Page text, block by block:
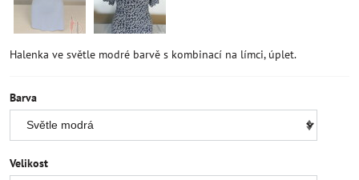
Halenka ve světle modré barvě s kombinací na límci, úplet.
Barva
Velikost